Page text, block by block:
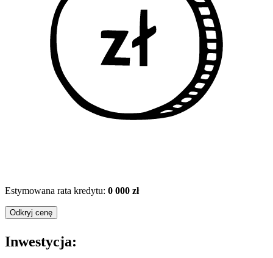
Estymowana rata kredytu: 0 000 zł
Odkryj cenę
Inwestycja: